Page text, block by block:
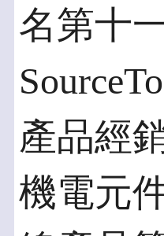
名第十
產品經
機電元